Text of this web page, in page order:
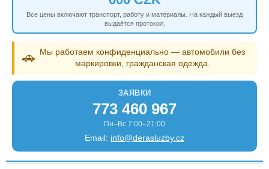
Все цены включают транспорт, работу и материалы. На каждый выезд
выдаётся протокол.
🚗 Мы работаем конфиденциально — автомобили без
маркировки, гражданская одежда.
ЗАЯВКИ
773 460 967
Пн–Вс 7:00–21:00
Email: info@derasluzby.cz